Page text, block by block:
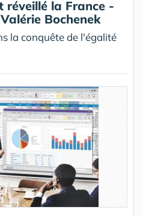
réveillé la France -
Bochenek
la conquête de l'égalité